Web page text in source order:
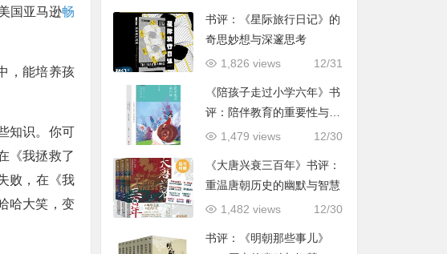
国亚马逊畅
，能培养孩
知识。你可
《我拯救了
败，在《我
哈大笑，变
书评：《星际旅行日记》的
奇思妙想与深邃思考
12/31
1,826 views
《陪孩子走过小学六年》书
评：陪伴教育的重要性与实
用指导
12/30
1,479 views
《大唐兴衰三百年》书评：
重温唐朝历史的幽默与智慧
12/30
1,482 views
书评：《明朝那些事儿》